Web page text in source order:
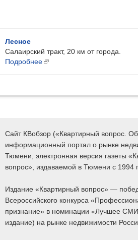
Лесное
Салаирский тракт, 20 км от города.
Подробнее
Сайт КВобзор («Квартирный вопрос.
информационный портал о рынке
Тюмени, электронная версия газеты
вопрос», издаваемой в Тюмени с 1994
Издание «Квартирный вопрос» —
Всероссийского конкурса
признание» в номинации «Лучшее
издание) на рынке недвижимости